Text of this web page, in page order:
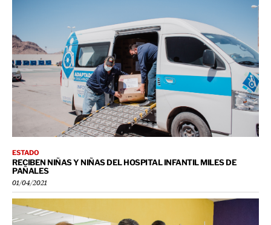
ESTADO
RECIBEN NIÑAS Y NIÑAS DEL HOSPITAL INFANTIL MILES DE
PAÑALES
01/04/2021